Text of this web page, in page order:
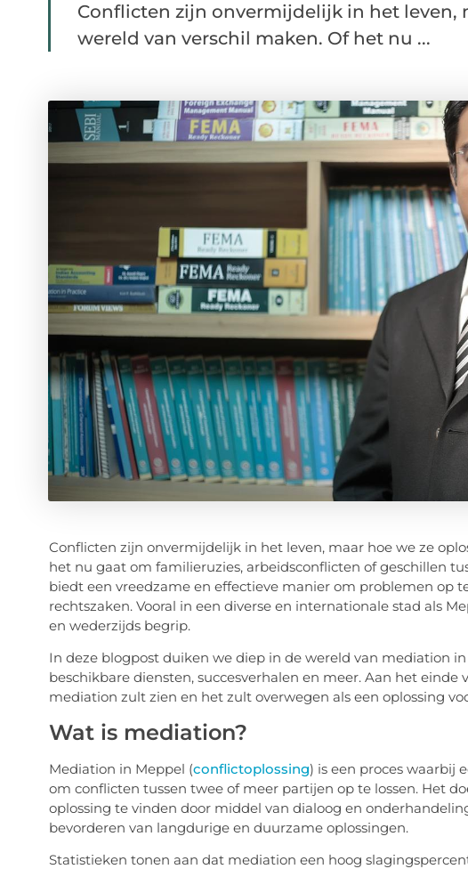
Conflicten zijn onvermijdelijk in het leven,
wereld van verschil maken. Of het nu ...
Conflicten zijn onvermijdelijk in het leven, maar hoe we ze
het nu gaat om familieruzies, arbeidsconflicten of geschillen
biedt een vreedzame en effectieve manier om problemen op
rechtszaken. Vooral in een diverse en internationale stad als
en wederzijds begrip.
In deze blogpost duiken we diep in de wereld van mediation
beschikbare diensten, succesverhalen en meer. Aan het
mediation zult zien en het zult overwegen als een oplossing
Wat is mediation?
Mediation in Meppel (conflictoplossing) is een proces waarbij
om conflicten tussen twee of meer partijen op te lossen. Het
oplossing te vinden door middel van dialoog en
bevorderen van langdurige en duurzame oplossingen.
Statistieken tonen aan dat mediation een hoog